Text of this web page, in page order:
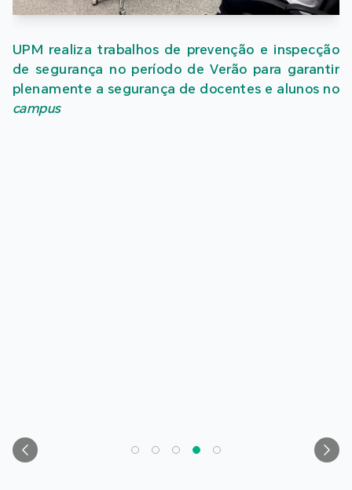
UPM realiza trabalhos de prevenção e inspecção
de segurança no período de Verão para garantir
plenamente a segurança de docentes e alunos no
campus